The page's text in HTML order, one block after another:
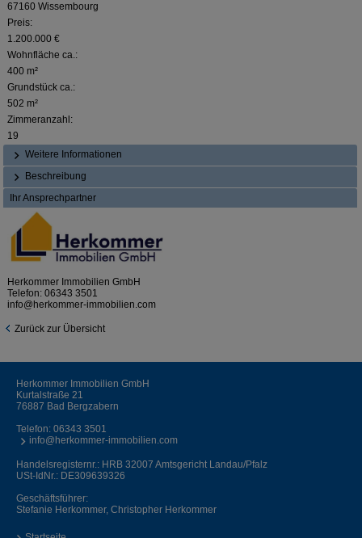
67160 Wissembourg
Preis:
1.200.000 €
Wohnfläche ca.:
400 m²
Grundstück ca.:
502 m²
Zimmeranzahl:
19
Weitere Informationen
Beschreibung
Ihr Ansprechpartner
Herkommer Immobilien GmbH
Telefon: 06343 3501
info@herkommer-immobilien.com
Zurück zur Übersicht
Herkommer Immobilien GmbH
Kurtalstraße 21
76887 Bad Bergzabern
Telefon: 06343 3501
info@herkommer-immobilien.com
Handelsregisternr.: HRB 32007 Amtsgericht Landau/Pfalz
USt-IdNr.: DE309639326
Geschäftsführer:
Stefanie Herkommer, Christopher Herkommer